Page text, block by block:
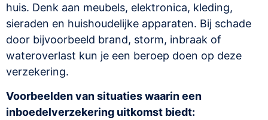
huis. Denk aan meubels, elektronica, kleding,
sieraden en huishoudelijke apparaten. Bij schade
door bijvoorbeeld brand, storm, inbraak of
wateroverlast kun je een beroep doen op deze
verzekering.
Voorbeelden van situaties waarin een
inboedelverzekering uitkomst biedt: